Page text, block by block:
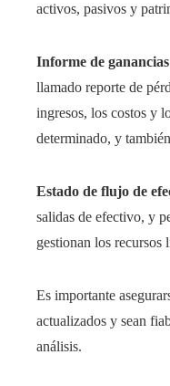
activos, pasivos y
Informe de ganancias
llamado reporte de
ingresos, los costos y
determinado, y
Estado de flujo de
salidas de efectivo, y
gestionan los recursos
Es importante
actualizados y sean
análisis.